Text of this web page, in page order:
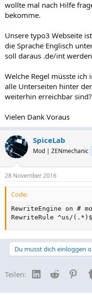
wollte mal nach Hilfe
bekomme.
Unsere typo3 Webseite
die Sprache Englisch
soll daraus .de/int
Welche Regel müsste
alle Unterseiten hinter
weiterhin erreichbar sind?
Vielen Dank Voraus
SpiceLab
Mod | ZENmechanic
28 November 2016
Code:
RewriteEngine on #
RewriteRule ^us/
Du musst dich einloggen
Teilen: LinkedIn
Reddit